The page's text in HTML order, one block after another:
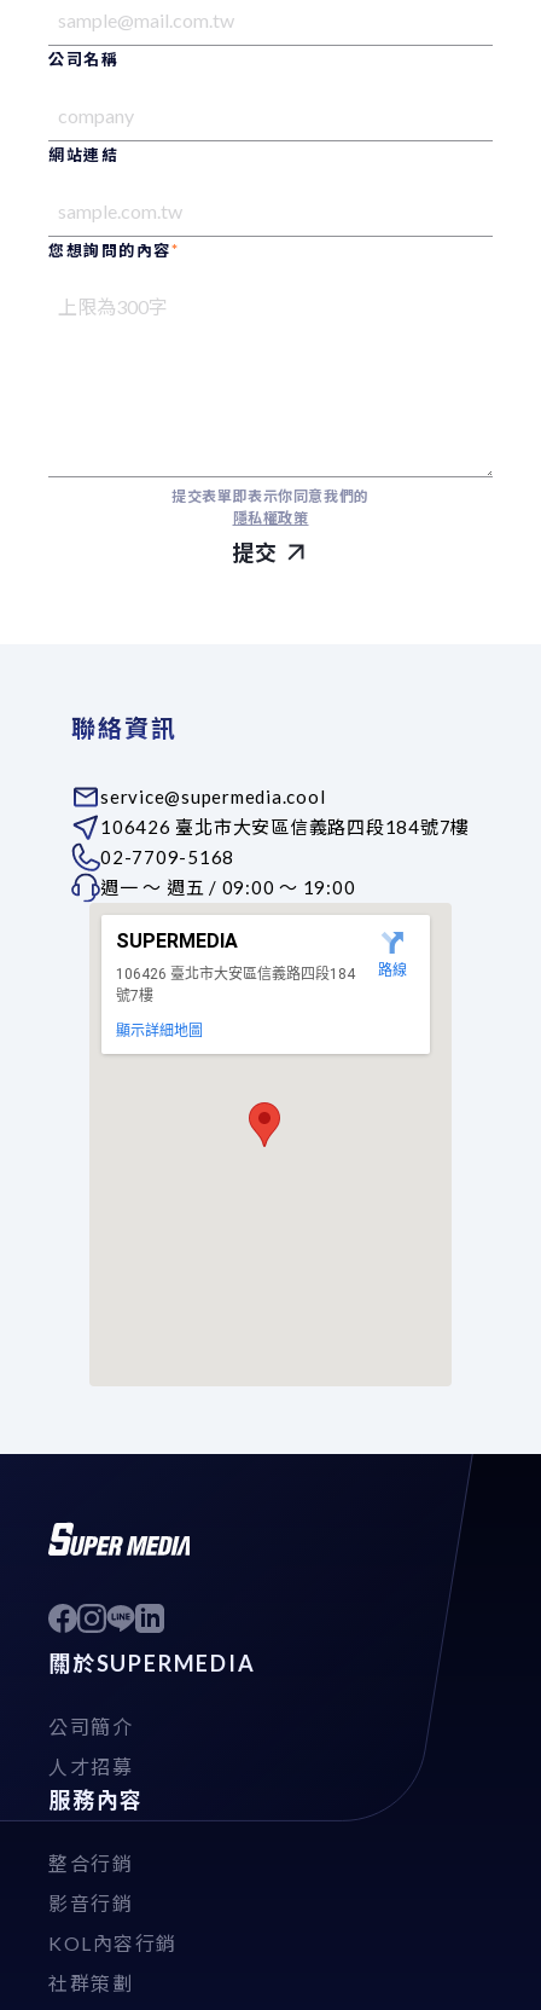
公司名稱
網站連結
您想詢問的內容*
提交表單即表示你同意我們的
隱私權政策
提交
聯絡資訊
service@supermedia.cool
106426 臺北市大安區信義路四段184號7樓
02-7709-5168
週一 ～ 週五 / 09:00 ～ 19:00
SUPERMEDIA
106426 臺北市大安區信義路四段184
號7樓
路線
顯示詳細地圖
關於SUPERMEDIA
公司簡介
人才招募
服務內容
整合行銷
影音行銷
KOL內容行銷
社群策劃